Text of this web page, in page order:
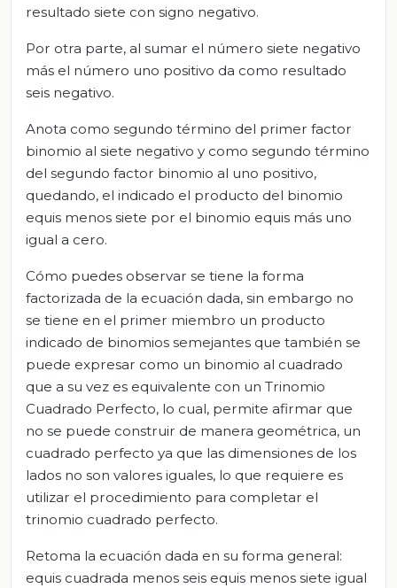
resultado siete con signo negativo.
Por otra parte, al sumar el número siete negativo
más el número uno positivo da como resultado
seis negativo.
Anota como segundo término del primer factor
binomio al siete negativo y como segundo término
del segundo factor binomio al uno positivo,
quedando, el indicado el producto del binomio
equis menos siete por el binomio equis más uno
igual a cero.
Cómo puedes observar se tiene la forma
factorizada de la ecuación dada, sin embargo no
se tiene en el primer miembro un producto
indicado de binomios semejantes que también se
puede expresar como un binomio al cuadrado
que a su vez es equivalente con un Trinomio
Cuadrado Perfecto, lo cual, permite afirmar que
no se puede construir de manera geométrica, un
cuadrado perfecto ya que las dimensiones de los
lados no son valores iguales, lo que requiere es
utilizar el procedimiento para completar el
trinomio cuadrado perfecto.
Retoma la ecuación dada en su forma general:
equis cuadrada menos seis equis menos siete igual